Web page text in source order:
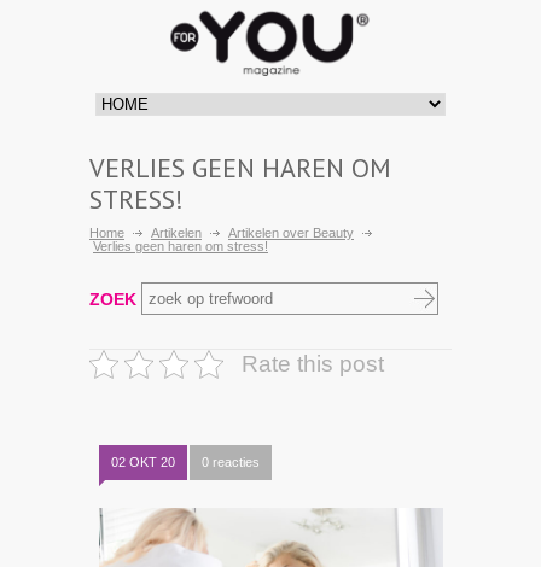
VERLIES GEEN HAREN OM
STRESS!
Home Artikelen
Artikelen over Beauty
Verlies geen haren om stress!
ZOEK
Rate this post
02 OKT 20 0 reacties